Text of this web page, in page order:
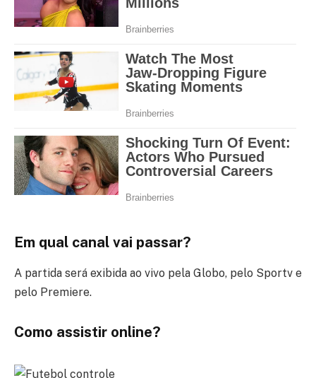
Em qual canal vai passar?
A partida será exibida ao vivo pela Globo, pelo Sportv e
pelo Premiere.
Como assistir online?